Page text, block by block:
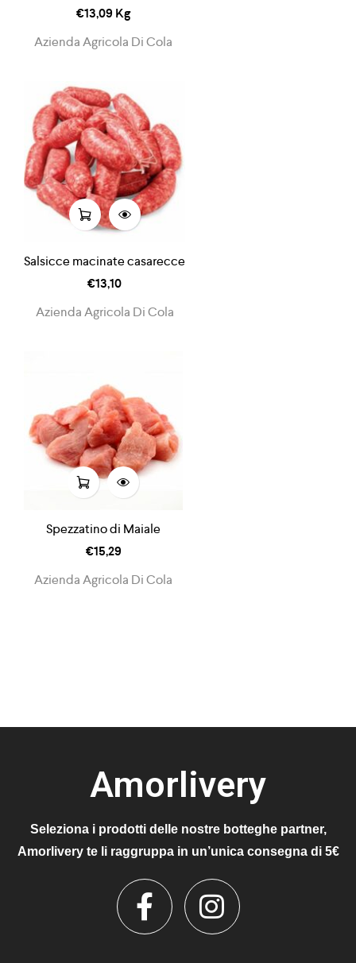
€13,09 Kg
Azienda Agricola Di Cola
Salsicce macinate casarecce
€13,10
Azienda Agricola Di Cola
Spezzatino di Maiale
€15,29
Azienda Agricola Di Cola
Amorlivery
Seleziona i prodotti delle nostre botteghe partner,
Amorlivery te li raggruppa in un’unica consegna di 5€